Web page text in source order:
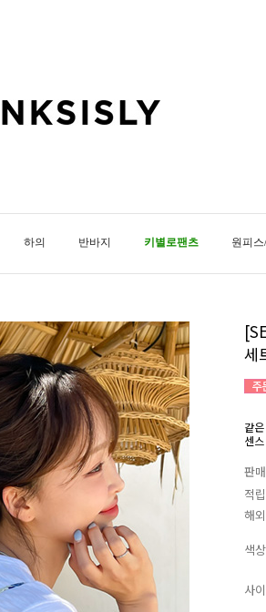
하의 반바지 키별로팬츠 원피
세
같
센
판
적
해
색상
사